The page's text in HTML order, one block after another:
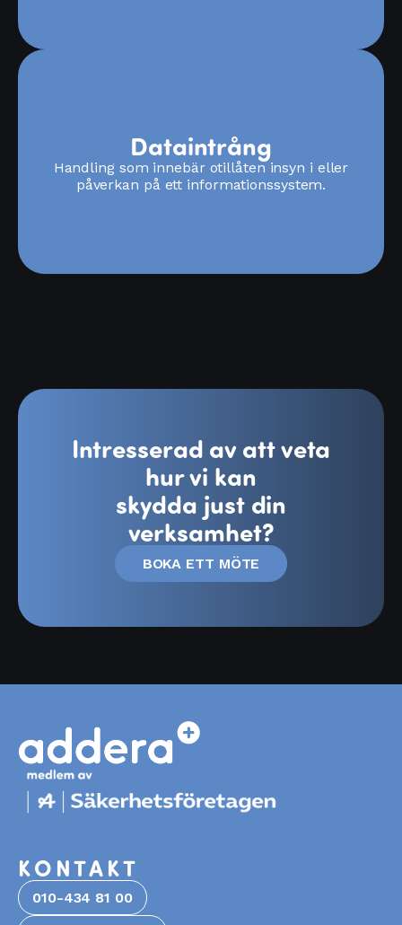
Dataintrång
Handling som innebär otillåten insyn i eller
påverkan på ett informationssystem.
Intresserad av att veta
hur vi kan
skydda just din
verksamhet?
BOKA ETT MÖTE
KONTAKT
010-434 81 00